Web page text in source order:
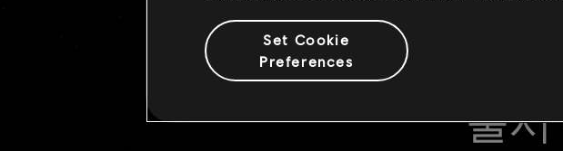
출
Set Cookie
Preferences